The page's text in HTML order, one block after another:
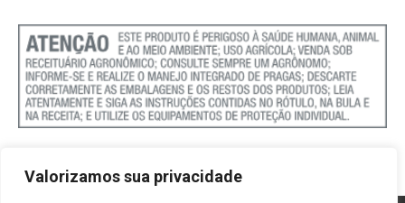
Valorizamos sua privacidade